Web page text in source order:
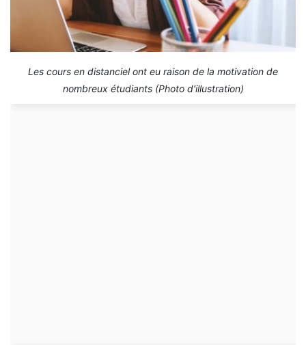
Les cours en distanciel ont eu raison de la motivation de
nombreux étudiants (Photo d'illustration)